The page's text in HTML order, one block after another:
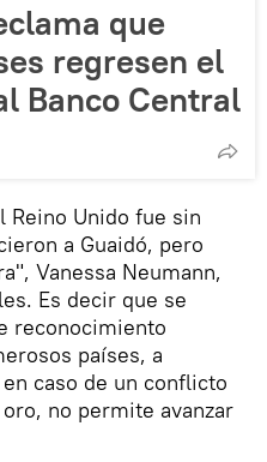
que
regresen el
Banco Central
Reino Unido fue sin
a Guaidó, pero
Vanessa Neumann,
Es decir que se
reconocimiento
países, a
caso de un conflicto
no permite avanzar